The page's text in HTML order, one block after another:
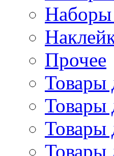
Наборы
Прочее
Товары
Товары
Товары
Товары